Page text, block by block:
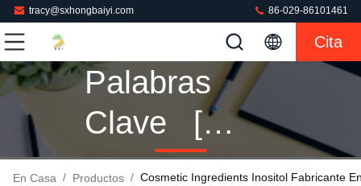
tracy@sxhongbaiyi.com 86-029-86101461
Cita
Palabras
Clave [
Cosmetic
En Casa / Productos / Cosmetic Ingredients Inositol Fabricante